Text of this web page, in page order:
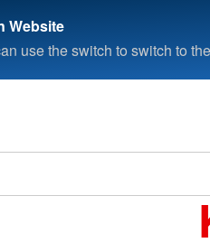
Website
use the switch to switch to